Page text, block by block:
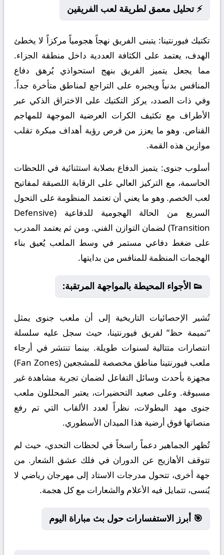
⚡ تحليل معمق لطريقة لعب الفريقين
تكتيك فيورنتينا: يتبنى الفريق نهجاً هجومياً مركزاً لا يخطئ
الهدف، يعتمد على الكثافة العددية داخل منطقة الجزاء.
مما يجعل يتميز الفريق بنهج استحواذي يُرهق دفاع
المنافس بدنياً ويجبره على التراجع لمناطق متأخرة جداً.
وفي ذات الصدد، يركز التكتيك على الاختراق الذكي عبر
الأطراف مع تكثيف الكرات العرضية الموجهة للمهاجم
القناص. وهو ما يعزز من فرص رؤية أهداف مبكرة تقلب
موازين هذه القمة.
أسلوب جنوى: يتميز الدفاع بصلابة استثنائية في اللحظات
الحاسمة، مع التركيز العالي على الرقابة اللصيقة لمفاتيح
لعب الخصم. وهو ما يعني أن تعتمد المنظومة على التحول
السريع من الحالة الهجومية للدفاعية (Defensive
Transition) لضمان التوازن الفني. ومن ثم يعتمد المدرب
على ضغط دفاعي مستمر في وسط الملعب يُعيق بناء
الهجمات المنظمة للمنافس من بدايتها.
👟 الأجواء المحيطة بالمواجهة المرتقبة:
تُشير الإحصائيات التاريخية إلى أن ملعب جنوى يمثل
“تميمة حظ” لفريق فيورنتينا، حيث سجل عليه سلسلة
انتصارات متتالية لسنوات طويلة. بينما تنتشر في أرجاء
ملعب فيورنتينا مناطق مخصصة للمشجعين (Fan Zones)
مجهزة بأحدث وسائل التفاعل لضمان تجربة مشاهدة غير
مسبوقة. وعلى صعيد التحضيرات، يعتبر المحللون ملعب
جنوى مهد البطولات، نظراً لعدد الألقاب التي تم رفع
منصاتها فوق أرضية هذا الميدان الأسطوري.
تُظهر الجماهير دعماً راسخاً في لحظات التحدي، حيث لم
تتوقف الأهازيج عن الدوران في فلك عشق الشعار. من
جهة أخرى، تتحول مدرجات الاستاد إلى مهرجان رياضي لا
يُنسى، تتمايل فيه الأعلام والشعارات مع كل هجمة.
🎯 أبرز الاستفسارات حول بث مباراة اليوم